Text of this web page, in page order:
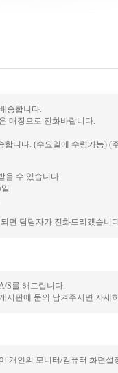
송합니다.
매장으로 전화바랍니다.
합니다. (수요일에 수령가능) (
을 수 있습니다.
면 담당자가 전화드리겠습니
S를 해드립니다.
시판에 문의 남겨주시면 자세
개인의 모니터/컴퓨터 화면